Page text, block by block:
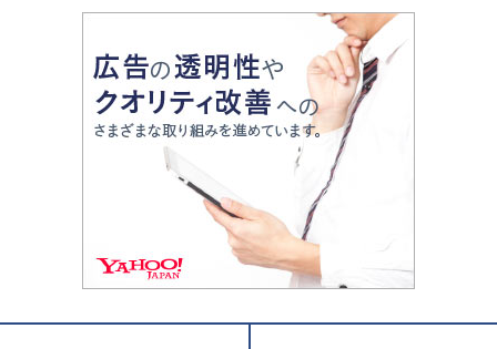
大阪府
兵庫県 京都府 奈良県
和歌山県
鳥取県
島根県 岡山県 広島県
香川県
高知県
長崎県 熊本県
鹿児島県 沖縄県
教育全般
大学受験塾の選び方
中学受験に熱心な市区町村ランキング
小学校受験
家庭教師
運動と遊びを考える
情報Ⅰ、数学が苦手な人注目！最短距離の学力
アップ法
悩み多き「大学受験」相談室
英語・英会話・英検対策
小学校教師が解説！中学受験のリアル
教育ジャーナリストが徹底解説！ 大学受験の羅
大学入試改革
ママテクエグザム
進化する中高一貫校・高校